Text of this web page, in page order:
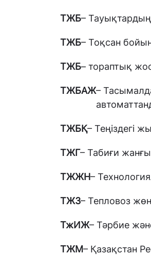
ТЖБ–
ТЖБ– Тоқсан
ТЖБ– тораптық
ТЖБАЖ–
ТЖБҚ– Теңіздегі
ТЖГ– Табиғи
ТЖЖН–
ТЖЗ– Тепловоз
ТжИЖ– Тәрбие
ТЖМ– Қазақстан